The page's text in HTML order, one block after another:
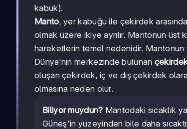
kabuk).
Manto, yer kabuğu ile çekirdek
olmak üzere ikiye ayrılır. Mantonun üst
hareketlerin temel nedenidir. Mantonun
Dünya'nın merkezinde bulunan
oluşan çekirdek, iç ve dış çekirdek
olmasına neden olur.
Biliyor muydun? Mantodaki sıcaklık
Güneş'in yüzeyinden bile daha